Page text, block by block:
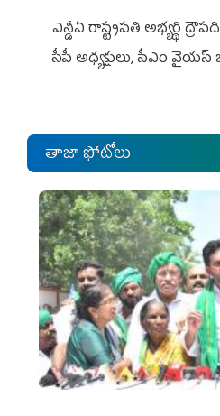
ఎన్డీఏ రాష్ట్ర‌ప‌తి అభ్య‌ర్థి
సీపీ అధ్య‌క్షులు, సీఎం వైయ‌స్
తాజా ఫోటోలు